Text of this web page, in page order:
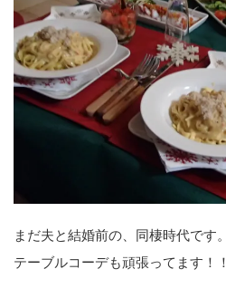
まだ夫と結婚前の、同棲時代です。
テーブルコーデも頑張ってます！！